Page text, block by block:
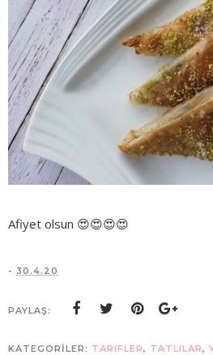
Afiyet olsun 😍😍😍😍
- 30.4.20
PAYLAŞ:
KATEGORİLER: TARIFLER, TATLILAR,